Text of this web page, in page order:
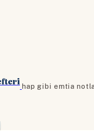
hap gibi emtia